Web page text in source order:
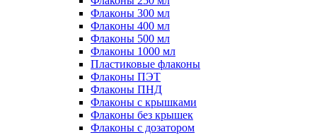
Флаконы 300 мл
Флаконы 400 мл
Флаконы 500 мл
Флаконы 1000 мл
Пластиковые флаконы
Флаконы ПЭТ
Флаконы ПНД
Флаконы с крышками
Флаконы без крышек
Флаконы с дозатором